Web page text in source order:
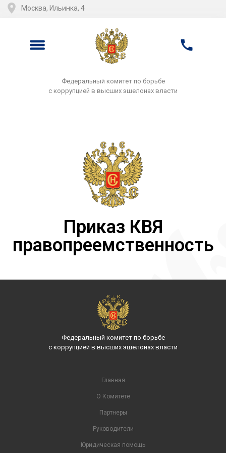
Москва, Ильинка, 4
Федеральный комитет по борьбе
с коррупцией в высших эшелонах власти
Приказ КВЯ
правопреемственность
Федеральный комитет по борьбе
с коррупцией в высших эшелонах власти
Главная
О Комитете
Партнеры
Руководители
Юридическая помощь